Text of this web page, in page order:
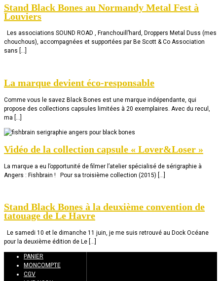
Stand Black Bones au Normandy Metal Fest à
Louviers
Les associations SOUND ROAD , Franchouill’hard, Droppers Metal Duss (mes
chouchous), accompagnées et supportées par Be Scott & Co Association
sans […]
La marque devient éco-responsable
Comme vous le savez Black Bones est une marque indépendante, qui
propose des collections capsules limitées à 20 exemplaires. Avec du recul,
ma […]
Vidéo de la collection capsule « Lover&Loser »
La marque a eu l’opportunité de filmer l’atelier spécialisé de sérigraphie à
Angers : Fishbrain ! Pour sa troisième collection (2015) […]
Stand Black Bones à la deuxième convention de
tatouage de Le Havre
Le samedi 10 et le dimanche 11 juin, je me suis retrouvé au Dock Océane
pour la deuxième édition de Le […]
PANIER
MONCOMPTE
CGV